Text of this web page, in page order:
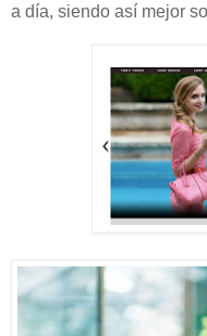
a día, siendo así mejor